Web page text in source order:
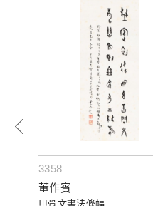
3358
董作賓
甲骨文書法條幅